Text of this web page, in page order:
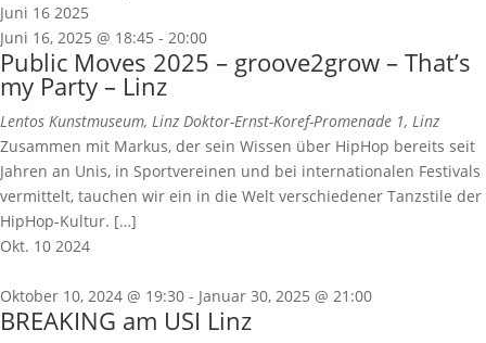
Juni 16 2025
Juni 16, 2025 @ 18:45 - 20:00
Public Moves 2025 – groove2grow – That’s
my Party – Linz
Lentos Kunstmuseum, Linz Doktor-Ernst-Koref-Promenade 1, Linz
Zusammen mit Markus, der sein Wissen über HipHop bereits seit
Jahren an Unis, in Sportvereinen und bei internationalen Festivals
vermittelt, tauchen wir ein in die Welt verschiedener Tanzstile der
HipHop-Kultur. […]
Okt. 10 2024
Oktober 10, 2024 @ 19:30 - Januar 30, 2025 @ 21:00
BREAKING am USI Linz